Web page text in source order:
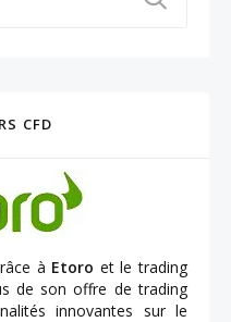
CFD
à Etoro et le trading
de son offre de trading
innovantes sur le